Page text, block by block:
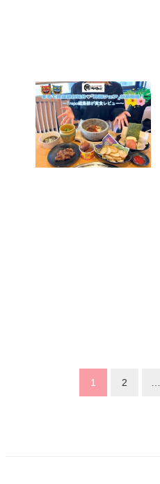
1 2 …